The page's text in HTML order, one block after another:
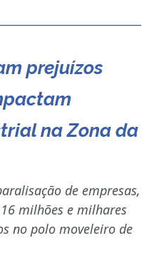
prejuízos
na Zona da
de empresas,
milhões e milhares
no polo moveleiro de